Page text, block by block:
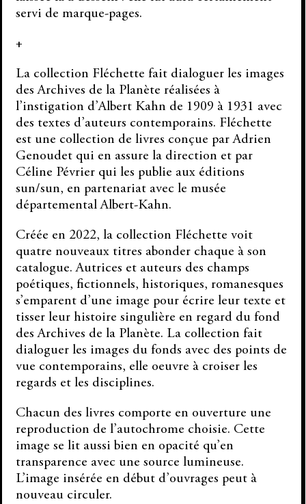
servi de marque-pages.
+
La collection Fléchette fait dialoguer les images
des Archives de la Planète réalisées à
l’instigation d’Albert Kahn de 1909 à 1931 avec
des textes d’auteurs contemporains. Fléchette
est une collection de livres conçue par Adrien
Genoudet qui en assure la direction et par
Céline Pévrier qui les publie aux éditions
sun/sun, en partenariat avec le musée
départemental Albert-Kahn.
Créée en 2022, la collection Fléchette voit
quatre nouveaux titres abonder chaque à son
catalogue. Autrices et auteurs des champs
poétiques, fictionnels, historiques, romanesques
s’emparent d’une image pour écrire leur texte et
tisser leur histoire singulière en regard du fond
des Archives de la Planète. La collection fait
dialoguer les images du fonds avec des points de
vue contemporains, elle oeuvre à croiser les
regards et les disciplines.
Chacun des livres comporte en ouverture une
reproduction de l’autochrome choisie. Cette
image se lit aussi bien en opacité qu’en
transparence avec une source lumineuse.
L’image insérée en début d’ouvrages peut à
nouveau circuler.